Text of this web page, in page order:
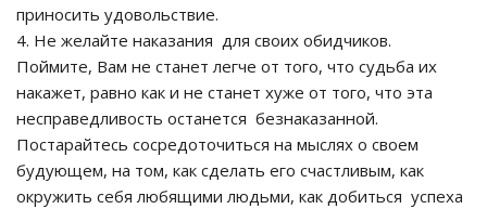
приносить удовольствие.
4. Не желайте наказания для своих обидчиков.
Поймите, Вам не станет легче от того, что судьба их
накажет, равно как и не станет хуже от того, что эта
несправедливость останется безнаказанной.
Постарайтесь сосредоточиться на мыслях о своем
будующем, на том, как сделать его счастливым, как
окружить себя любящими людьми, как добиться успеха